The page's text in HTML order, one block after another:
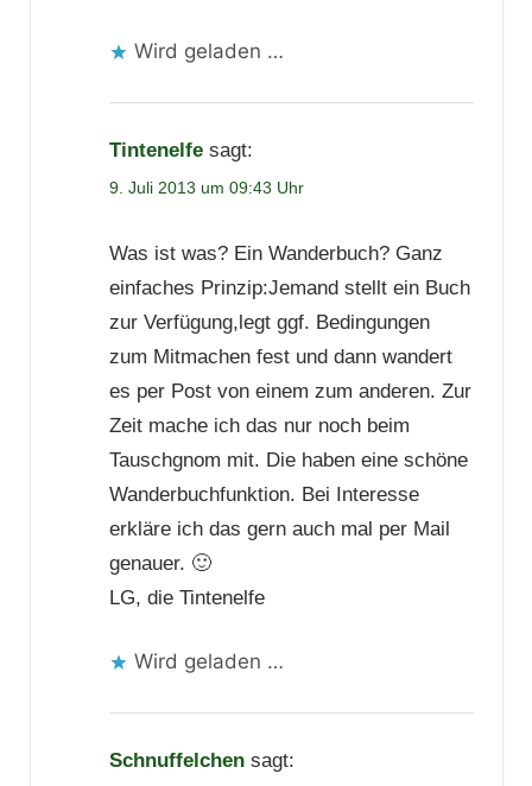
Wird geladen …
Tintenelfe sagt:
9. Juli 2013 um 09:43 Uhr
Was ist was? Ein Wanderbuch? Ganz
einfaches Prinzip:Jemand stellt ein Buch
zur Verfügung,legt ggf. Bedingungen
zum Mitmachen fest und dann wandert
es per Post von einem zum anderen. Zur
Zeit mache ich das nur noch beim
Tauschgnom mit. Die haben eine schöne
Wanderbuchfunktion. Bei Interesse
erkläre ich das gern auch mal per Mail
genauer. 🙂
LG, die Tintenelfe
Wird geladen …
Schnuffelchen sagt: